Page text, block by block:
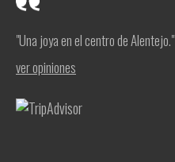
"Una joya en el centro de Alentejo."
ver opiniones